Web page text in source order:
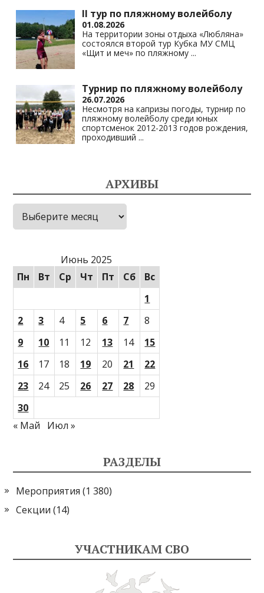
II тур по пляжному волейболу
01.08.2026
На территории зоны отдыха «Любляна»
состоялся второй тур Кубка МУ СМЦ
«Щит и меч» по пляжному ...
Турнир по пляжному волейболу
26.07.2026
Несмотря на капризы погоды, турнир по
пляжному волейболу среди юных
спортсменок 2012-2013 годов рождения,
проходивший ...
АРХИВЫ
Архивы
Июнь 2025
Пн
Вт Ср Чт Пт Сб
Вс
1
2
3 4 5 6 7
8
9
10 11 12 13 14
15
16
17 18 19 20 21
22
23
24 25 26 27 28
29
30
« Май
Июл »
РАЗДЕЛЫ
Мероприятия (1 380)
Секции (14)
УЧАСТНИКАМ СВО